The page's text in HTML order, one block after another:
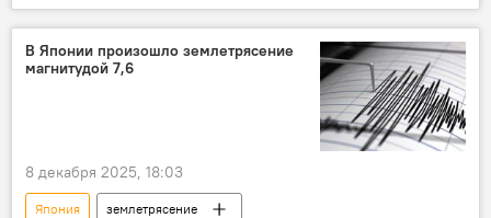
В Японии произошло землетрясение
магнитудой 7,6
8 декабря 2025, 18:03
Япония землетрясение